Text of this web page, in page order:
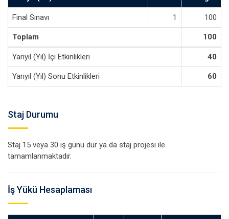
Final Sınavı 1 100
Toplam 100
Yarıyıl (Yıl) İçi Etkinlikleri 40
Yarıyıl (Yıl) Sonu Etkinlikleri 60
Staj Durumu
Staj 15 veya 30 iş günü dür ya da staj projesi ile
tamamlanmaktadır.
İş Yükü Hesaplaması